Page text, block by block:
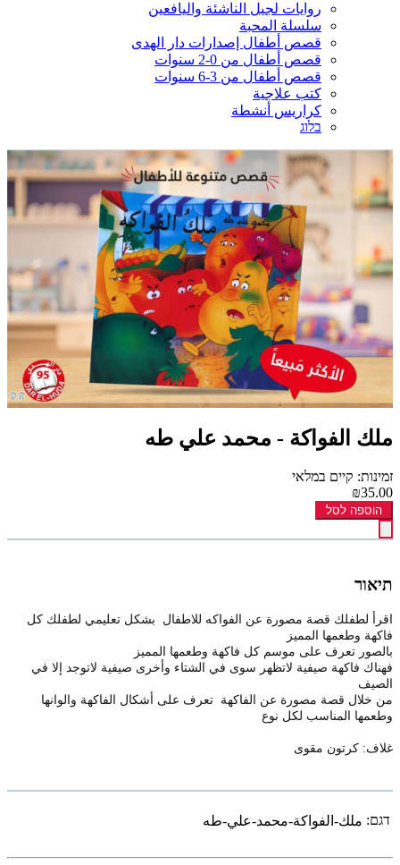
روايات لجيل الناشئة واليافعين
سلسلة المحبة
قصص أطفال إصدارات دار الهدى
قصص أطفال من 0-2 سنوات
قصص أطفال من 3-6 سنوات
كتب علاجية
كراريس أنشطة
בלוג
ملك الفواكة - محمد علي طه
זמינות: קיים במלאי
₪35.00
הוספה לסל
תיאור
اقرأ لطفلك قصة مصورة عن الفواكه للاطفال بشكل تعليمي لطفلك كل
فاكهة وطعمها المميز
بالصور تعرف على موسم كل فاكهة وطعمها المميز
فهناك فاكهة صيفية لاتظهر سوى في الشتاء وأخرى صيفية لاتوجد إلا في
الصيف
من خلال قصة مصورة عن الفاكهة تعرف على أشكال الفاكهة والوانها
وطعمها المناسب لكل نوع
غلاف: كرتون مقوى
דגם: ملك-الفواكة-محمد-علي-طه